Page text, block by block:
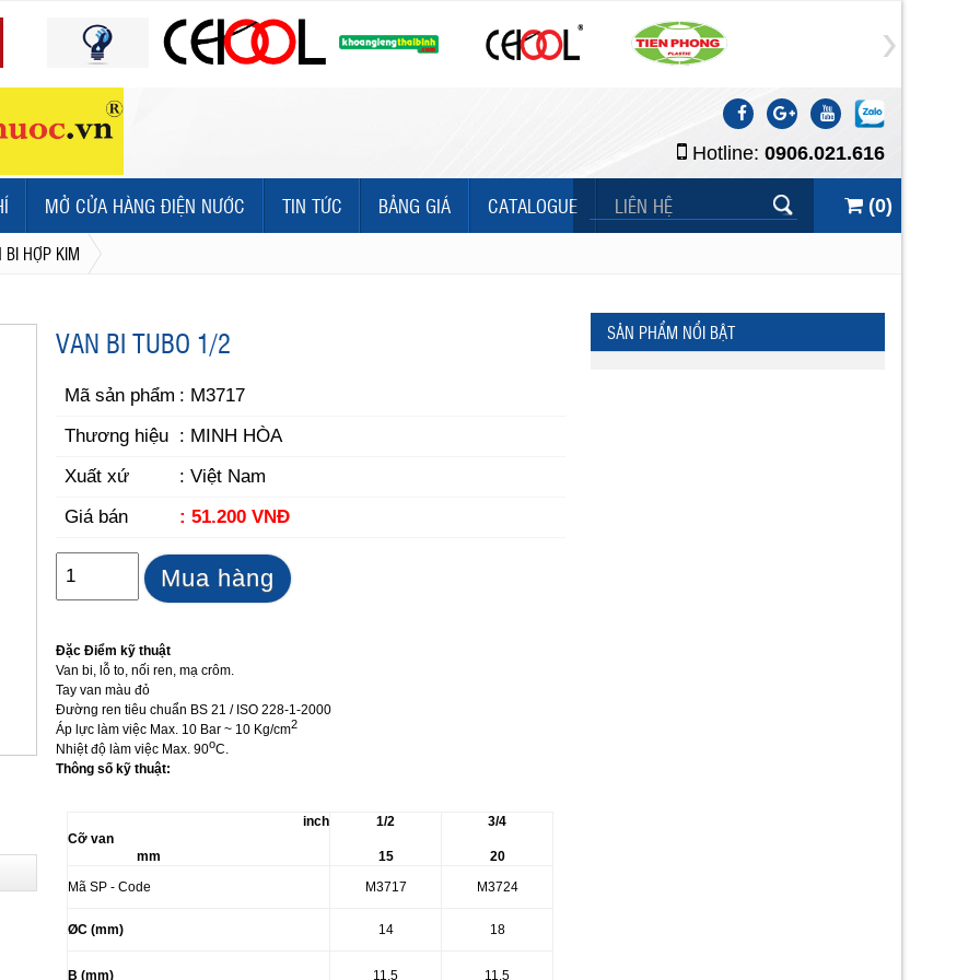
Hotline: 0906.021.616
MỞ CỬA HÀNG ĐIỆN NƯỚC TIN TỨC BẢNG GIÁ CATALOGUE LIÊN HỆ (0)
BI HỢP KIM
VAN BI TUBO 1/2
Mã sản phẩm : M3717
Thương hiệu : MINH HÒA
Xuất xứ
: Việt Nam
Giá bán
: 51.200 VNĐ
Mua hàng
Đặc Điểm kỹ thuật
Van bi, lỗ to, nối ren, mạ crôm.
Tay van màu đỏ
Đường ren tiêu chuẩn BS 21 / ISO 228-1-2000
Áp lực làm việc Max. 10 Bar ~ 10 Kg/cm2
Nhiệt độ làm việc Max. 90oC.
Thông số kỹ thuật:
inch
Cỡ van
mm
1/2
15
3/4
20
Mã SP - Code
M3717 M3724
ØC (mm) 14 18
B (mm) 11.5 11.5
SẢN PHẨM NỔI BẬT